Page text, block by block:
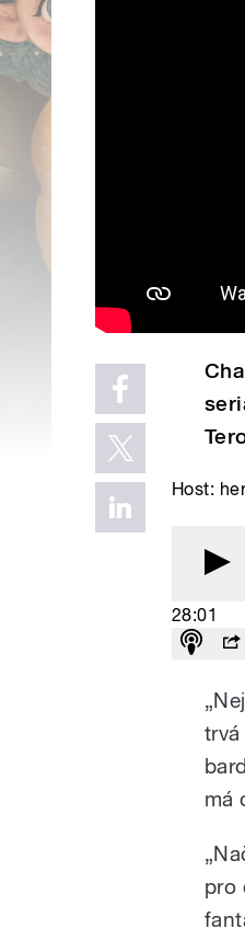
Host:
28:01
má
pro